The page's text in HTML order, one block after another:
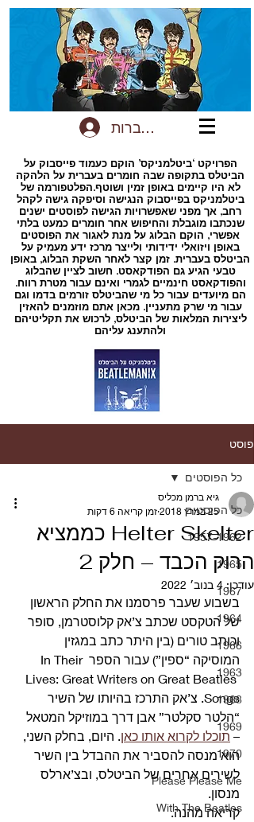
להתחברות
הפרויקט ‘ביטלמניקס’ הוקם כעמוד פייסבוק על
הביטלס בתקופה שבה חומרים בעברית על הלהקה
לא היו קיימים באופן זמין ושוטף.הפלטפורמה של
ביטלמניקס בפייסבוק הנגישה וסיפקה גישה לקהל
רחב, אך מפני שאפשרויות הגישה לפוסטים ישנים
שנכתבו מוגבלת והחיפוש אחר חומרים כמעט בלתי
אפשרי, הוקם הבלוג על מנת לאגור את הפוסטים
באופן ויזואלי ידידותי ולייצר מרכז ידע מעמיק על
הביטלס בעברית. זמן קצר לאחר השקת הבלוג, באופן
טבעי הגיע גם הפודקאסט. חשוב לציין שהבלוג
והפודקאסט חינמיים לגמרי ואינם עבור מטרת רווח.
הם מיועדים עבור כל מי שהביטלס זורמים בדמו וגם
עבור מי שרק מתעניין. מכאן אתם מוזמנים להאזין
ליצירות המלאות של הביטלס, לרכוש את תקליטיהם
ולהתענג עליהם
פוסט
כל הפוסטים
1957-1962
1965
1967
1964
1966
1963
1968
1969
1970
Please Please Me
With The Beatles
כל הפוסטים
Helter Skelter כממציא
הרוק הכבד – חלק 2
גיא ברמן מכליס
25 במרץ 2018
זמן קריאה 6 דקות
עודכן:4 בנוב׳ 2022
בשבוע שעבר פרסמנו את החלק הראשון
של הטקסט שכתב צ’אק קלוסטרמן, סופר
וכותב טורים (בין היתר כתב במגזין
המוסיקה “ספין”) עבור הספר In Their
Lives: Great Writers on Great Beatles
Songs. צ’אק התרכז בהיותו של השיר
“הלטר סקלטר” אבן דרך במוזיקל המטאל
– תוכלו לקרוא אותו כאן. היום, בחלק השני,
הוא מנסה להסביר את ההבדל בין השיר
לשירים אחרים של הביטלס, ובצ’ארלס
מנסון.
קריאה מהנה.